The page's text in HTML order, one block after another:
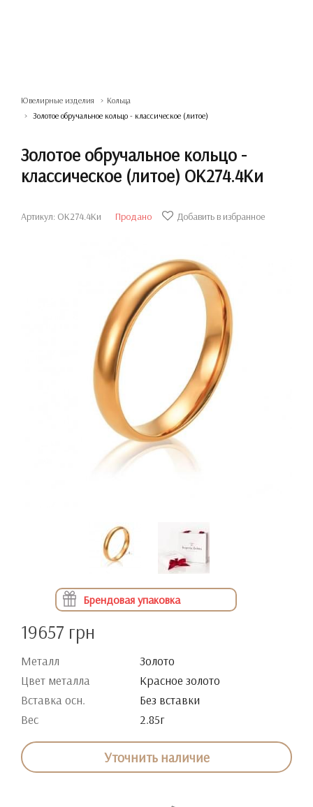
Ювелирные изделия
Кольца
Золотое обручальное кольцо - классическое (литое)
Золотое обручальное кольцо -
классическое (литое) ОК274.4Ки
Артикул: ОК274.4Ки Продано Добавить в избранное
Брендовая упаковка
19657 грн
Металл
Золото
Цвет металла
Красное золото
Вставка осн.
Без вставки
Вес
2.85г
Уточнить наличие